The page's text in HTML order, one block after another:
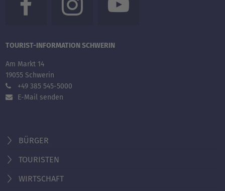
TOURIST-INFORMATION SCHWERIN
Am Markt 14
19055 Schwerin
+49 385 545-5000
E-Mail senden
BÜRGER
TOURISTEN
WIRTSCHAFT